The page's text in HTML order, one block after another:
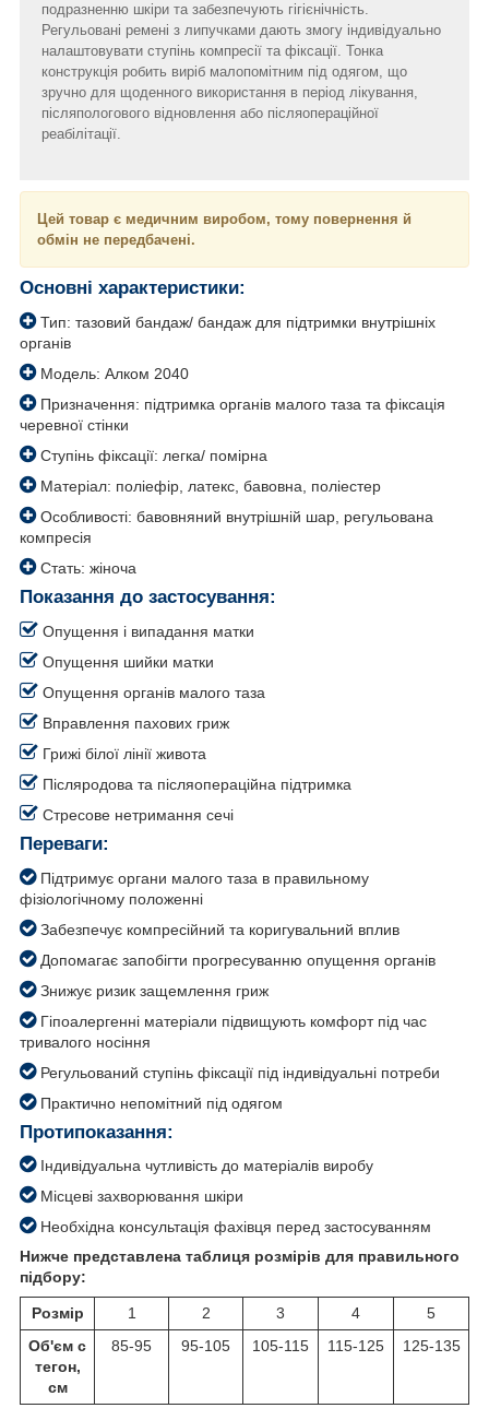
подразненню шкіри та забезпечують гігієнічність.
Регульовані ремені з липучками дають змогу індивідуально
налаштовувати ступінь компресії та фіксації. Тонка
конструкція робить виріб малопомітним під одягом, що
зручно для щоденного використання в період лікування,
післяпологового відновлення або післяопераційної
реабілітації.
Цей товар є медичним виробом, тому повернення й
обмін не передбачені.
Основні характеристики:
Тип: тазовий бандаж/ бандаж для підтримки внутрішніх
органів
Модель: Алком 2040
Призначення: підтримка органів малого таза та фіксація
черевної стінки
Ступінь фіксації: легка/ помірна
Матеріал: поліефір, латекс, бавовна, поліестер
Особливості: бавовняний внутрішній шар, регульована
компресія
Стать: жіноча
Показання до застосування:
Опущення і випадання матки
Опущення шийки матки
Опущення органів малого таза
Вправлення пахових гриж
Грижі білої лінії живота
Післяродова та післяопераційна підтримка
Стресове нетримання сечі
Переваги:
Підтримує органи малого таза в правильному
фізіологічному положенні
Забезпечує компресійний та коригувальний вплив
Допомагає запобігти прогресуванню опущення органів
Знижує ризик защемлення гриж
Гіпоалергенні матеріали підвищують комфорт під час
тривалого носіння
Регульований ступінь фіксації під індивідуальні потреби
Практично непомітний під одягом
Протипоказання:
Індивідуальна чутливість до матеріалів виробу
Місцеві захворювання шкіри
Необхідна консультація фахівця перед застосуванням
Нижче представлена таблиця розмірів для правильного
підбору:
Розмір 1 2 3 4
5
Об'єм с
тегон,
см
85-95 95-105 105-115 115-125 125-135